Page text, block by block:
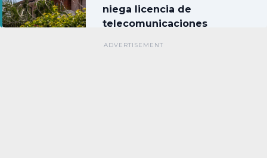
niega licencia de
telecomunicaciones